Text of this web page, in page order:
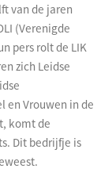
van de jaren
(Verenigde
pers rolt de LIK
zich Leidse
en Vrouwen in de
komt de
Dit bedrijfje is